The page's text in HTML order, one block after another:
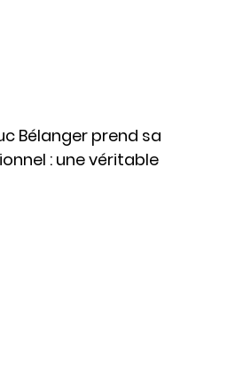
Bélanger prend sa
: une véritable